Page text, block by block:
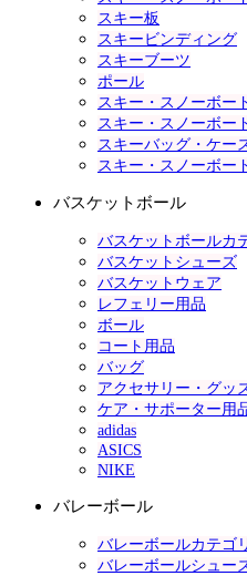
スキー板
スキービンディング
スキーブーツ
ポール
スキー・スノーボー
スキー・スノーボー
スキーバッグ・ケー
スキー・スノーボー
バスケットボール
バスケットボールカ
バスケットシューズ
バスケットウェア
レフェリー用品
ボール
コート用品
バッグ
アクセサリー・グッ
ケア・サポーター用
adidas
ASICS
NIKE
バレーボール
バレーボールカテゴ
バレーボールシュー